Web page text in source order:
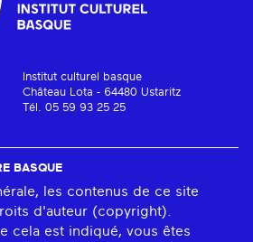
Institut culturel basque
Château Lota - 64480 Ustaritz
Tél. 05 59 93 25 25
BASQUE
les contenus de ce site
d'auteur (copyright).
cela est indiqué, vous êtes